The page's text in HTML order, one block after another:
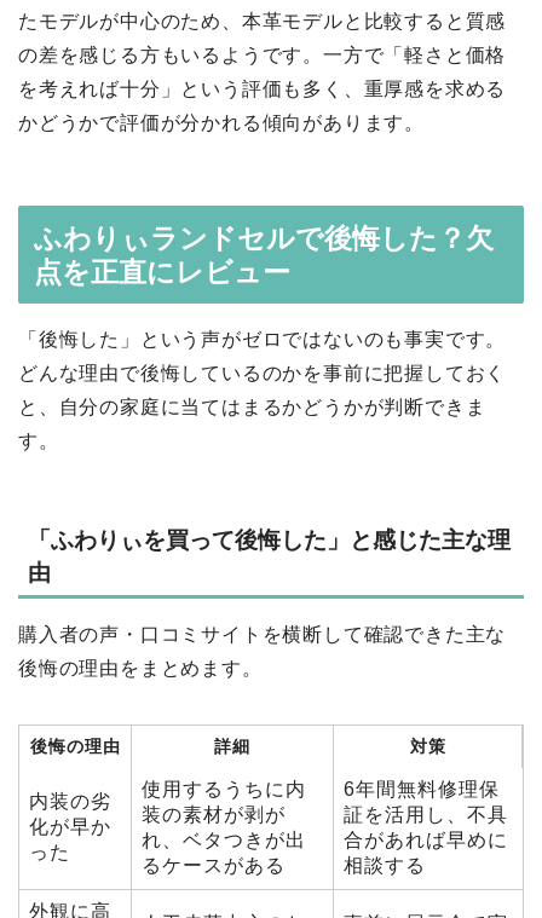
たモデルが中心のため、本革モデルと比較すると質感
の差を感じる方もいるようです。一方で「軽さと価格
を考えれば十分」という評価も多く、重厚感を求める
かどうかで評価が分かれる傾向があります。
ふわりぃランドセルで後悔した？欠
点を正直にレビュー
「後悔した」という声がゼロではないのも事実です。
どんな理由で後悔しているのかを事前に把握しておく
と、自分の家庭に当てはまるかどうかが判断できま
す。
「ふわりぃを買って後悔した」と感じた主な理
由
購入者の声・口コミサイトを横断して確認できた主な
後悔の理由をまとめます。
後悔の理由 詳細 対策
内装の劣
化が早か
った
使用するうちに内
装の素材が剥が
れ、ベタつきが出
るケースがある
6年間無料修理保
証を活用し、不具
合があれば早めに
相談する
外観に高